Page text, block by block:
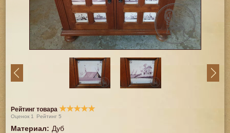
Рейтинг товара ★★★★★
Оценок 1 Рейтинг5
Материал: Дуб